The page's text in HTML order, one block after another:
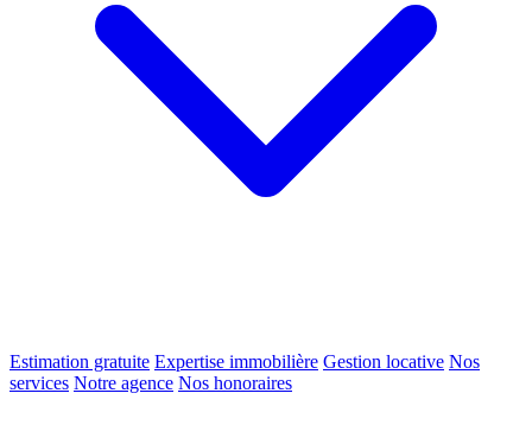
Estimation gratuite Expertise immobilière Gestion locative Nos
services Notre agence Nos honoraires